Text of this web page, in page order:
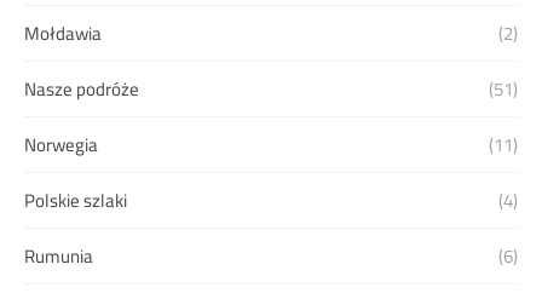
Mołdawia
(2)
Nasze podróże
(51)
Norwegia
(11)
Polskie szlaki
(4)
Rumunia
(6)